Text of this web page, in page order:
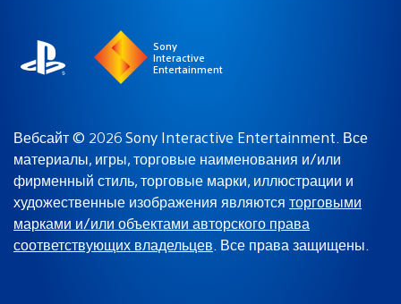
Sony
Interactive
Entertainment
Вебсайт © 2026 Sony Interactive Entertainment. Все
материалы, игры, торговые наименования и/или
фирменный стиль, торговые марки, иллюстрации и
художественные изображения являются торговыми
марками и/или объектами авторского права
соответствующих владельцев. Все права защищены.